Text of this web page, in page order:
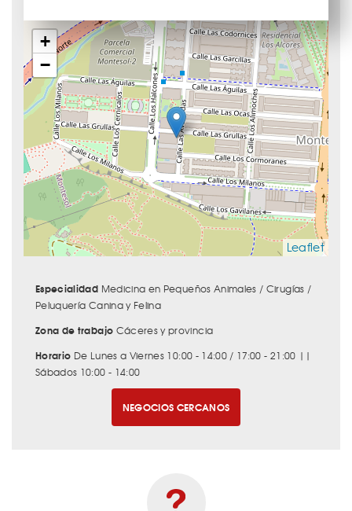
+
−
Leaflet
Especialidad Medicina en Pequeños Animales / Cirugías /
Peluquería Canina y Felina
Zona de trabajo Cáceres y provincia
Horario De Lunes a Viernes 10:00 - 14:00 / 17:00 - 21:00 ||
Sábados 10:00 - 14:00
NEGOCIOS CERCANOS